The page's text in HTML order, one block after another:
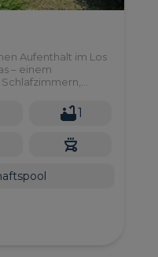
Aufenthalt im Los
– einem
1